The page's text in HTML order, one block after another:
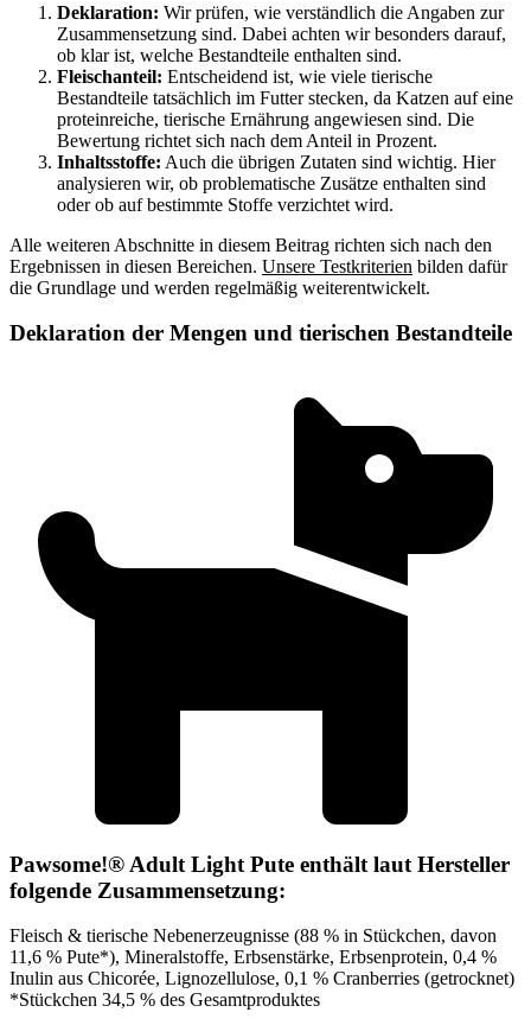
Deklaration: Wir prüfen, wie verständlich die Angaben zur
Zusammensetzung sind. Dabei achten wir besonders darauf,
ob klar ist, welche Bestandteile enthalten sind.
Fleischanteil: Entscheidend ist, wie viele tierische
Bestandteile tatsächlich im Futter stecken, da Katzen auf eine
proteinreiche, tierische Ernährung angewiesen sind. Die
Bewertung richtet sich nach dem Anteil in Prozent.
Inhaltsstoffe: Auch die übrigen Zutaten sind wichtig. Hier
analysieren wir, ob problematische Zusätze enthalten sind
oder ob auf bestimmte Stoffe verzichtet wird.
Alle weiteren Abschnitte in diesem Beitrag richten sich nach den
Ergebnissen in diesen Bereichen. Unsere Testkriterien bilden dafür
die Grundlage und werden regelmäßig weiterentwickelt.
Deklaration der Mengen und tierischen Bestandteile
Pawsome!® Adult Light Pute enthält laut Hersteller
folgende Zusammensetzung:
Fleisch & tierische Nebenerzeugnisse (88 % in Stückchen, davon
11,6 % Pute*), Mineralstoffe, Erbsenstärke, Erbsenprotein, 0,4 %
Inulin aus Chicorée, Lignozellulose, 0,1 % Cranberries (getrocknet)
*Stückchen 34,5 % des Gesamtproduktes